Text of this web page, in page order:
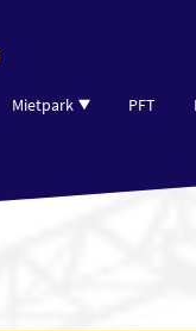
Mietpark PFT